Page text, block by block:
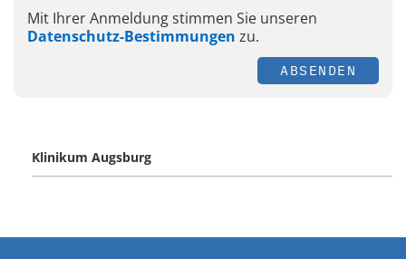
Mit Ihrer Anmeldung stimmen Sie unseren
Datenschutz-Bestimmungen zu.
ABSENDEN
Klinikum Augsburg